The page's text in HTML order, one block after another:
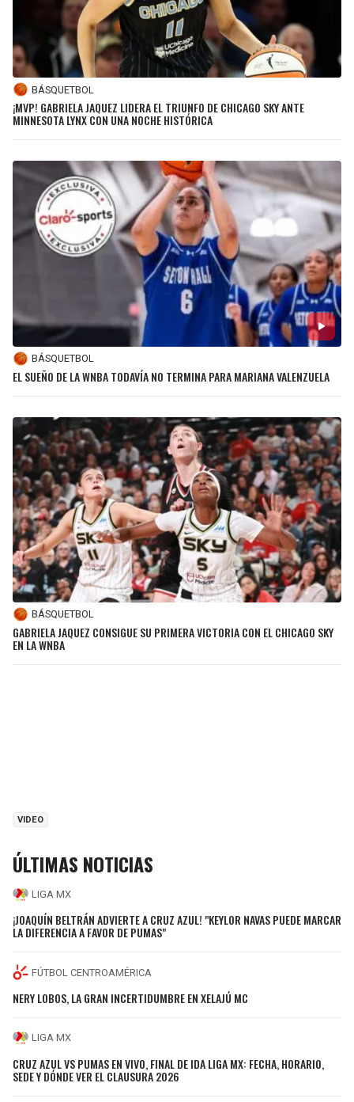
BÁSQUETBOL
¡MVP! GABRIELA JAQUEZ LIDERA EL TRIUNFO DE CHICAGO SKY ANTE
MINNESOTA LYNX CON UNA NOCHE HISTÓRICA
BÁSQUETBOL
EL SUEÑO DE LA WNBA TODAVÍA NO TERMINA PARA MARIANA VALENZUELA
BÁSQUETBOL
GABRIELA JAQUEZ CONSIGUE SU PRIMERA VICTORIA CON EL CHICAGO SKY
EN LA WNBA
VIDEO
ÚLTIMAS NOTICIAS
LIGA MX
¡JOAQUÍN BELTRÁN ADVIERTE A CRUZ AZUL! "KEYLOR NAVAS PUEDE MARCAR
LA DIFERENCIA A FAVOR DE PUMAS"
FÚTBOL CENTROAMÉRICA
NERY LOBOS, LA GRAN INCERTIDUMBRE EN XELAJÚ MC
LIGA MX
CRUZ AZUL VS PUMAS EN VIVO, FINAL DE IDA LIGA MX: FECHA, HORARIO,
SEDE Y DÓNDE VER EL CLAUSURA 2026